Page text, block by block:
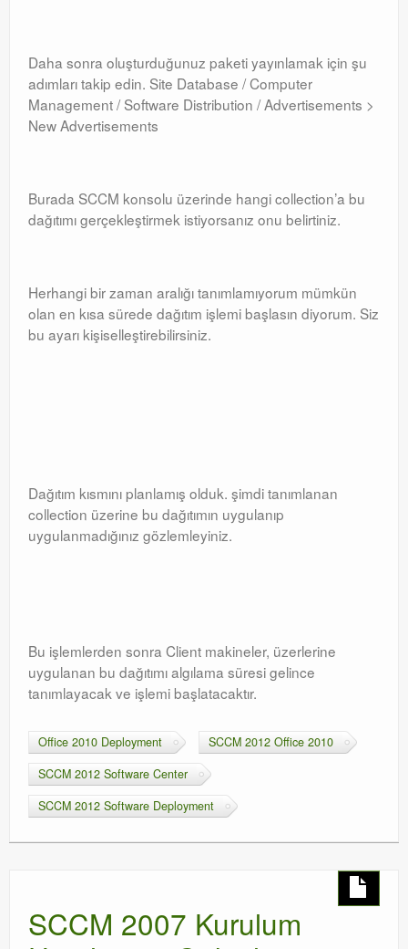
Daha sonra oluşturduğunuz paketi yayınlamak için şu
adımları takip edin. Site Database / Computer
Management / Software Distribution / Advertisements >
New Advertisements
Burada SCCM konsolu üzerinde hangi collection’a bu
dağıtımı gerçekleştirmek istiyorsanız onu belirtiniz.
Herhangi bir zaman aralığı tanımlamıyorum mümkün
olan en kısa sürede dağıtım işlemi başlasın diyorum. Siz
bu ayarı kişiselleştirebilirsiniz.
Dağıtım kısmını planlamış olduk. şimdi tanımlanan
collection üzerine bu dağıtımın uygulanıp
uygulanmadığınız gözlemleyiniz.
Bu işlemlerden sonra Client makineler, üzerlerine
uygulanan bu dağıtımı algılama süresi gelince
tanımlayacak ve işlemi başlatacaktır.
Office 2010 Deployment
SCCM 2012 Office 2010
SCCM 2012 Software Center
SCCM 2012 Software Deployment
SCCM 2007 Kurulum